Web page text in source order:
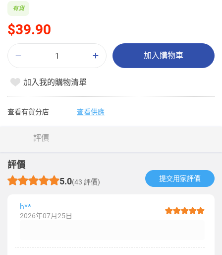
$39.90
有貨
加入購物車
加入我的購物清單
查看有貨分店 查看供應
評價
評價
5.0(43 評價) 提交用家評價​
h**
2026年07月25日